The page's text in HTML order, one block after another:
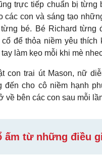
trực tiếp chuẩn bị từng
các con và sáng tạo
bé. Bé Richard từng
cổ để thỏa niềm yêu thích
làm kẹo mỗi khi mè
con trai út Mason, nữ
đến cho cô niềm hạnh
về bên các con sau mỗi
ấm từ những điều